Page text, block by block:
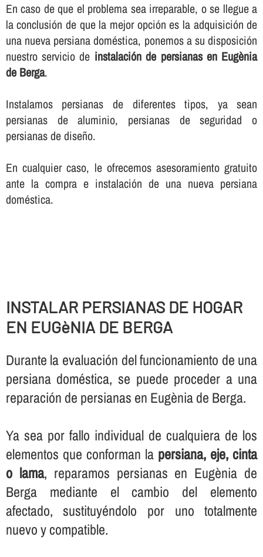
En caso de que el problema sea irreparable, o se llegue a
la conclusión de que la mejor opción es la adquisición de
una nueva persiana doméstica, ponemos a su disposición
nuestro servicio de instalación de persianas en Eugènia
de Berga.
Instalamos persianas de diferentes tipos, ya sean
persianas de aluminio, persianas de seguridad o
persianas de diseño.
En cualquier caso, le ofrecemos asesoramiento gratuito
ante la compra e instalación de una nueva persiana
doméstica.
INSTALAR PERSIANAS DE HOGAR
EN EUGèNIA DE BERGA
Durante la evaluación del funcionamiento de una
persiana doméstica, se puede proceder a una
reparación de persianas en Eugènia de Berga.
Ya sea por fallo individual de cualquiera de los
elementos que conforman la persiana, eje, cinta
o lama, reparamos persianas en Eugènia de
Berga mediante el cambio del elemento
afectado, sustituyéndolo por uno totalmente
nuevo y compatible.